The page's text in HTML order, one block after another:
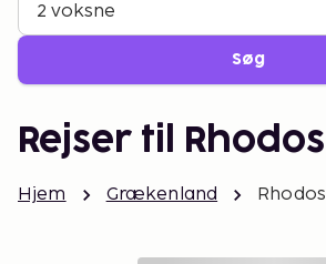
2 voksne
Søg
Rejser til Rhodos
Hjem Grækenland Rhodos